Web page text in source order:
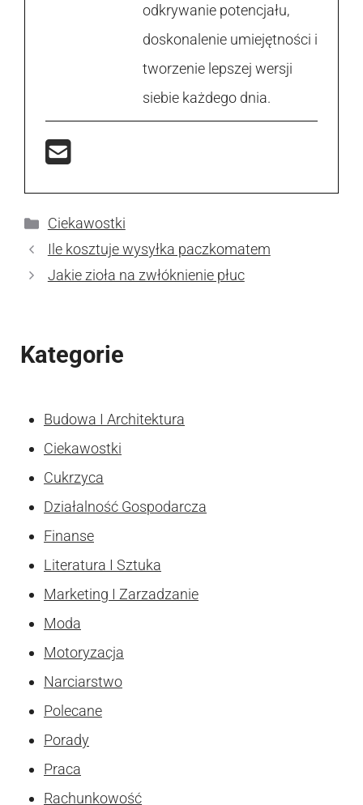
odkrywanie potencjału,
doskonalenie umiejętności i
tworzenie lepszej wersji
siebie każdego dnia.
Kategorie
Ciekawostki
Ile kosztuje wysyłka paczkomatem
Jakie zioła na zwłóknienie płuc
Kategorie
Budowa I Architektura
Ciekawostki
Cukrzyca
Działalność Gospodarcza
Finanse
Literatura I Sztuka
Marketing I Zarzadzanie
Moda
Motoryzacja
Narciarstwo
Polecane
Porady
Praca
Rachunkowość